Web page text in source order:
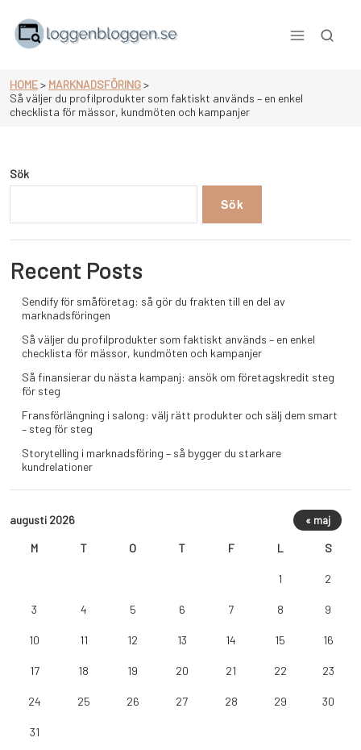
content
HOME> MARKNADSFÖRING>
Så väljer du profilprodukter som faktiskt används – en enkel
checklista för mässor, kundmöten och kampanjer
Sök
Sök
Recent Posts
Sendify för småföretag: så gör du frakten till en del av
marknadsföringen
Så väljer du profilprodukter som faktiskt används – en enkel
checklista för mässor, kundmöten och kampanjer
Så finansierar du nästa kampanj: ansök om företagskredit steg
för steg
Fransförlängning i salong: välj rätt produkter och sälj dem smart
– steg för steg
Storytelling i marknadsföring – så bygger du starkare
kundrelationer
augusti 2026
M T O T F L S
1 2
3 4 5 6 7 8 9
10 11 12 13 14 15 16
17 18 19 20 21 22 23
24 25 26 27 28 29 30
31
« maj